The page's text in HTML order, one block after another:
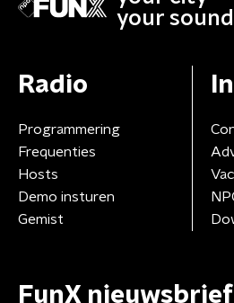
your sound
Radio
Programmering
Frequenties
Hosts
Demo insturen
Gemist
FunX nieuwsbrief